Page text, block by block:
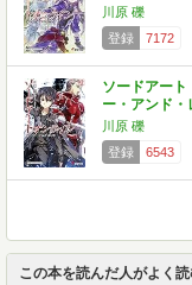
川原 礫
登録
7172
ソードアート
ー・アンド
川原 礫
登録
6543
この本を読んだ人がよく